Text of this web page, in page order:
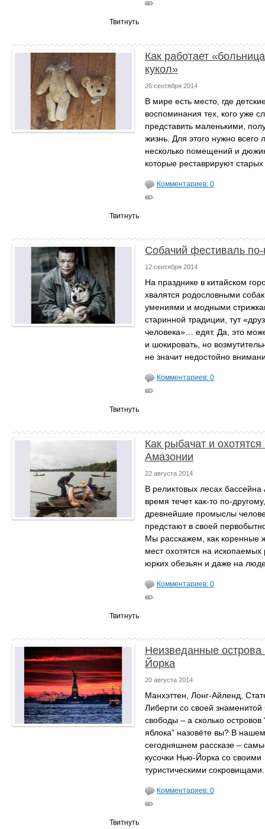
Твитнуть
Как работает
кукол»
26 сентября 2014
В мире есть место, где
воспоминания тех, кого уже
представить маленькими,
жизнь. Для этого нужно всего
несколько помещений и
которые реставрируют старых
Комментариев: 0
Твитнуть
Собачий фестиваль по-
12 сентября 2014
На празднике в китайском
хвалятся родословными
умениями и модными
старинной традиции, тут
человека»… едят. Да, это
и шокировать, но
не значит недостойно
Комментариев: 0
Твитнуть
Как рыбачат и
Амазонии
22 августа 2014
В реликтовых лесах бассейна
время течет как-то по-
древнейшие промыслы
предстают в своей
Мы расскажем, как коренные
мест охотятся на
юрких обезьян и даже на
Комментариев: 0
Твитнуть
Неизведанные
Йорка
20 августа 2014
Манхэттен, Лонг-Айленд,
Либерти со своей знаменитой
свободы – а сколько островов
яблока” назовёте вы? В нашем
сегодняшнем рассказе –
кусочки Нью-Йорка со своими
туристическими сокровищами.
Комментариев: 0
Твитнуть